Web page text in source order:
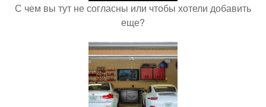
С чем вы тут не согласны или чтобы хотели добавить
еще?